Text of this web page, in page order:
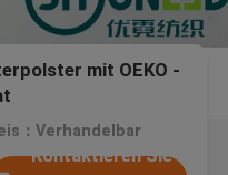
mit OEKO -
：Verhandelbar
Kontaktieren Sie